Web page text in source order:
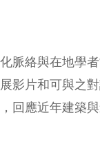
脈絡與在地學
影片和可與之
回應近年建築